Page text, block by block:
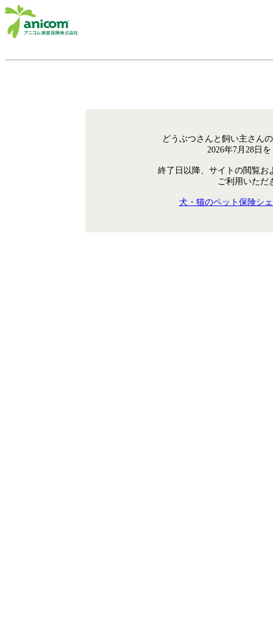
どうぶつさんと飼い主さん
2026年7月28日
終了日以降、サイトの閲覧お
ご利用いただ
犬・猫のペット保険シ